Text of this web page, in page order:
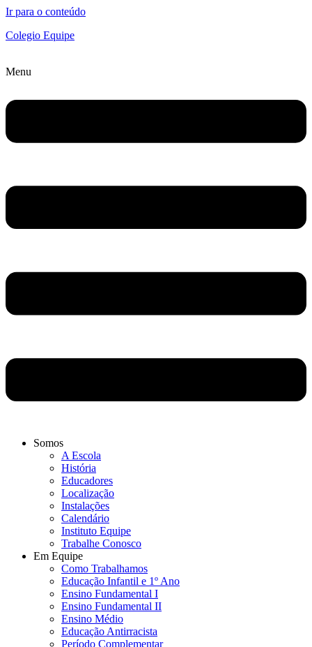
Ir para o conteúdo
Colegio Equipe
Menu
Somos
A Escola
História
Educadores
Localização
Instalações
Calendário
Instituto Equipe
Trabalhe Conosco
Em Equipe
Como Trabalhamos
Educação Infantil e 1º Ano
Ensino Fundamental I
Ensino Fundamental II
Ensino Médio
Educação Antirracista
Período Complementar